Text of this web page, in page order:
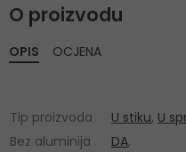
O proizvodu
OPIS
Tip proizvoda U stiku, U
Bez aluminija
DA,
OCJENA